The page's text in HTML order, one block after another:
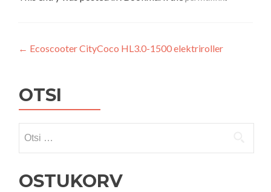
Navigeerimine
← Ecoscooter CityCoco HL3.0-1500 elektriroller
OTSI
OSTUKORV